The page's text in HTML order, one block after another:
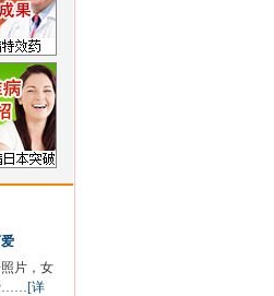
片，女
……[详